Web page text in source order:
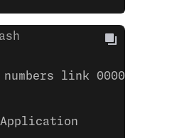
link 00000000-